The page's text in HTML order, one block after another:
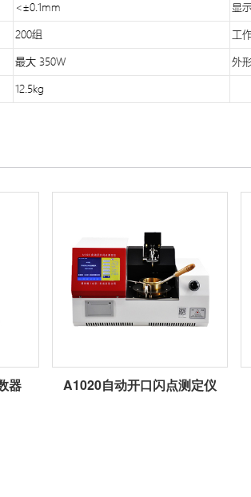
器 A1020自动开口闪点测定仪